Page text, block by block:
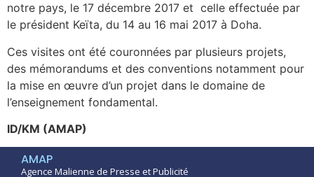
notre pays, le 17 décembre 2017 et celle effectuée par
le président Keïta, du 14 au 16 mai 2017 à Doha.
Ces visites ont été couronnées par plusieurs projets,
des mémorandums et des conventions notamment pour
la mise en œuvre d’un projet dans le domaine de
l’enseignement fondamental.
ID/KM (AMAP)
AMAP
Agence Malienne de Presse et Publicité